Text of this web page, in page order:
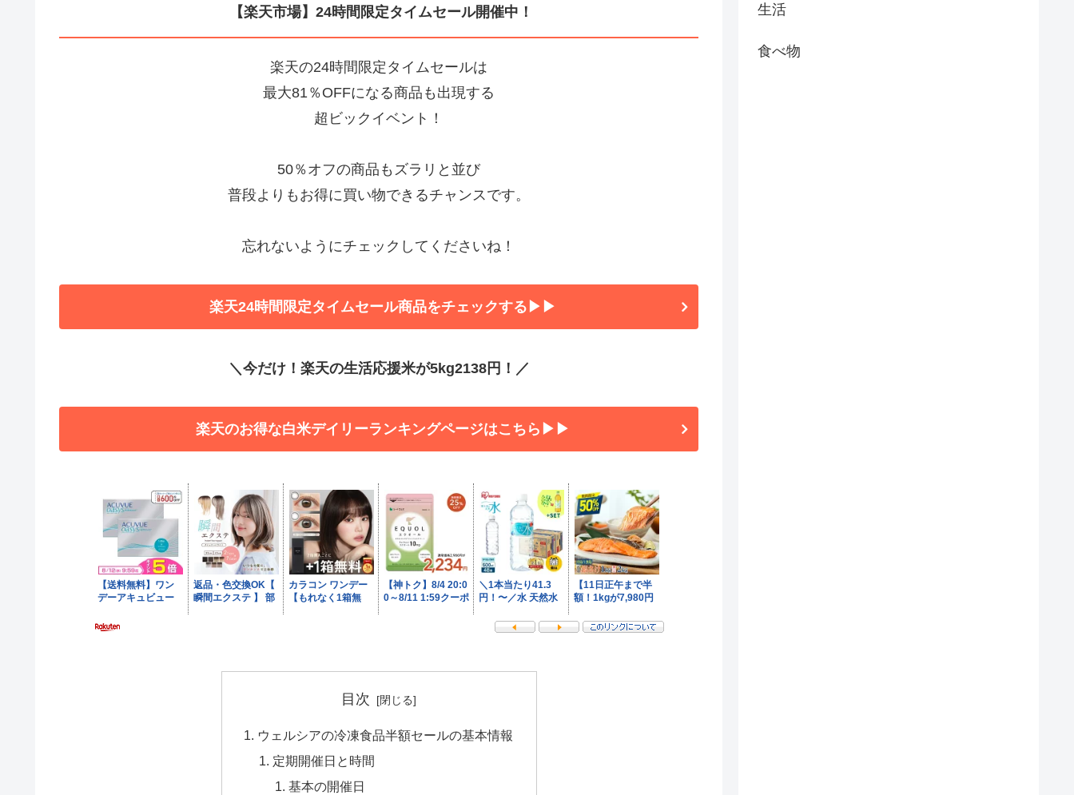
【楽天市場】24時間限定タイムセール開催中！
楽天の24時間限定タイムセールは
最大81％OFFになる商品も出現する
超ビックイベント！
50％オフの商品もズラリと並び
普段よりもお得に買い物できるチャンスです。
忘れないようにチェックしてくださいね！
楽天24時間限定タイムセール商品をチェックする▶▶
＼今だけ！楽天の生活応援米が5kg2138円！／
楽天のお得な白米デイリーランキングページはこちら▶▶
目次
ウェルシアの冷凍食品半額セールの基本情報
定期開催日と時間
基本の開催日
生活
食べ物